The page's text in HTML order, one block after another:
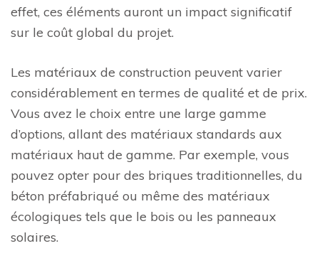
effet, ces éléments auront un impact significatif
sur le coût global du projet.
Les matériaux de construction peuvent varier
considérablement en termes de qualité et de prix.
Vous avez le choix entre une large gamme
d’options, allant des matériaux standards aux
matériaux haut de gamme. Par exemple, vous
pouvez opter pour des briques traditionnelles, du
béton préfabriqué ou même des matériaux
écologiques tels que le bois ou les panneaux
solaires.